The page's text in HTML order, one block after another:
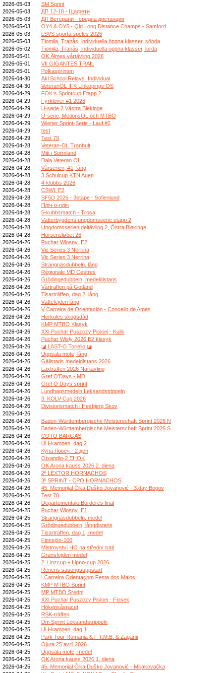
2026-05-03
SM Sprint
2026-05-03
ДП 12-18 - Щафети
2026-05-03
ДП Ветерани - средна дистанция
2026-05-03
OY4 & OY5 - Qld Long Distance Champs - Samford
2026-05-03
LSVS sporta spēles 2026
2026-05-03
Tiomila, Tranås, individuella öppna klasser, sönda
2026-05-02
Tiomila, Tranås, individuella öppna klasser, lörda
2026-05-01
OK Älmes vårtävling 2026
2026-05-01
VII GIGANTES TRAIL
2026-05-01
Polkasprinten
2026-04-30
Akl School Relays_Individual
2026-04-30
VeteranOL IFK Linköpings OS
2026-04-29
FOK:s Sprintcup Etapp 2
2026-04-29
Fyrklöver #1 2026
2026-04-29
U-serie 2 Västra Blekinge
2026-04-29
U-serie, MotionsOL och MTBO
2026-04-29
Wiener Sprint-Serie - Lauf #2
2026-04-29
test
2026-04-29
Test 79
2026-04-28
Veteran-OL Tranhult
2026-04-28
Mitt i Sörmland
2026-04-28
Dala Veteran OL
2026-04-28
Vårserien, #1, lång
2026-04-28
3.Schulcup KTN Auen
2026-04-28
4-klubbs 2026
2026-04-28
CSWL E2
2026-04-28
SF5D 2026 - 3etape - Sofienlund
2026-04-28
Пліч-о-пліч
2026-04-28
5-kubbsmatch - Trosa
2026-04-28
Vätterbygdens ungdomsserie etapp 2
2026-04-28
Ungdomsserien deltävling 2, Östra Blekinge
2026-04-28
Horsensløbet 26
2026-04-26
Puchar Wiosny_E2
2026-04-26
Vic Series 3 Nerrina
2026-04-26
Vic Series 3 Nerrina
2026-04-26
Strängnäsdubbeln, lång
2026-04-26
Régionale MD Cestres
2026-04-26
Grödingedubbeln, medeldistans
2026-04-26
Vårträffen på Gotland
2026-04-26
Tisarträffen, dag 2, lång
2026-04-26
Vättefejden lång
2026-04-26
V Carreira de Orientación - Concello de Ames
2026-04-26
Herkules skogsdåd
2026-04-26
KMP MTBO Klasyk
2026-04-26
XXI Puchar Puszczy Piskiej - Kulik
2026-04-26
Puchar Wisły 2026 E2 klasyk
2026-04-26
◪ LAST-O Toriello ◪
2026-04-26
Uppsala möte, lång
2026-04-26
Gällstads medeldistans 2026
2026-04-26
Laxträffen 2026 Närtävling
2026-04-26
Gref O'Days - MD
2026-04-26
Gref O Days sprint
2026-04-26
Lundhagsmedeln Leksandstrippeln
2026-04-26
3. KOLV-Cup 2026
2026-04-26
Divisionsmatch i Hesbjerg Skov
2026-04-26
2026-04-26
Baden-Württembergische Meisterschaft Sprint 2026 N
2026-04-26
Baden-Württembergische Meisterschaft Sprint 2026 S
2026-04-26
COTO BARGAS
2026-04-26
UH-kampen, dag 2
2026-04-26
Купа Ловеч - 2 ден
2026-04-26
Otxandio-2.EHOK
2026-04-26
OK Arona kauss 2026 2. diena
2026-04-26
2ª LEXTOR HORNACHOS
2026-04-26
3º SPRINT - CPO HORNACHOS
2026-04-26
45. Memorijal Čika Duško Jovanović - 3.day Bogov
2026-04-26
Test 78
2026-04-26
Departementale Borderes final
2026-04-25
Puchar Wiosny_E1
2026-04-25
Strängnäsdubbeln, medel
2026-04-25
Grödingedubbeln, långdistans
2026-04-25
Tisarträffen, dag 1, medel
2026-04-25
Finnsjön-100
2026-04-25
Mistrovství HO na střední trati
2026-04-25
Gränsfejden medel
2026-04-25
2. Linzcup + Lipno-cup 2026
2026-04-25
Renens säsongsuppstart
2026-04-25
I Carreira Orientaçom Festa dos Maios
2026-04-25
KMP MTBO Sprint
2026-04-25
MP MTBO Średni
2026-04-25
XXI Puchar Puszczy Piskiej - Flosek
2026-04-25
Hökensåsracet
2026-04-25
RSK-träffen
2026-04-25
Dm Sprint Leksandstrippeln
2026-04-25
UH-kampen, dag 1
2026-04-25
Park Tour Romania & F.T.M.B. & Zaganii
2026-04-25
Ojura 25 avril 2026
2026-04-25
Uppsala möte, medel
2026-04-25
OK Arona kauss 2026 1. diena
2026-04-25
45. Memorijal Čika Duško Jovanović - Miljakovačka